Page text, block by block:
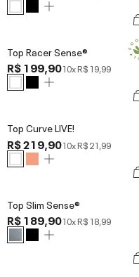
Top Racer Sense®
R$ 199,9010xR$ 19,99
Top Curve LIVE!
R$ 219,9010xR$ 21,99
Top Slim Sense®
R$ 189,9010xR$ 18,99